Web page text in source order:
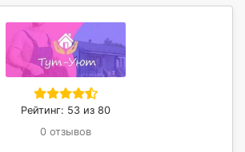
Рейтинг: 53 из 80
0 отзывов